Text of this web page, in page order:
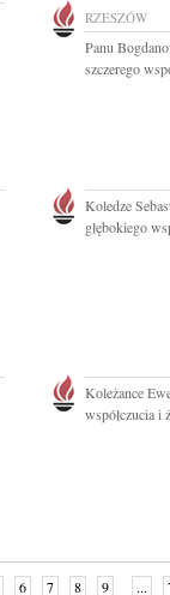
RZESZÓW
Panu
szczerego
Koledze
głębokiego
Koleżance
współczucia i
6 7 8 9 ...